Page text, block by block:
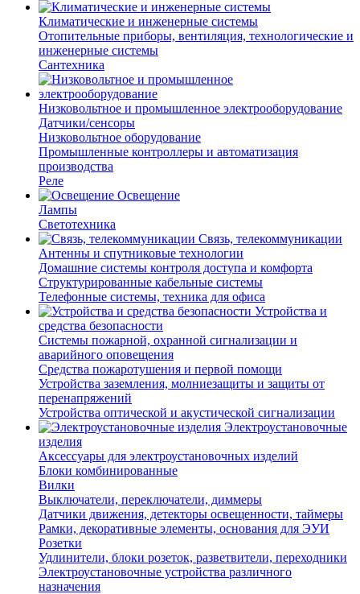
Климатические и инженерные системы
Отопительные приборы, вентиляция, технологические и
инженерные системы
Сантехника
Низковольтное и промышленное электрооборудование
Датчики/сенсоры
Низковольтное оборудование
Промышленные контроллеры и автоматизация
производства
Реле
Освещение
Лампы
Светотехника
Связь, телекоммуникации
Антенны и спутниковые технологии
Домашние системы контроля доступа и комфорта
Структурированные кабельные системы
Телефонные системы, техника для офиса
Устройства и
средства безопасности
Системы пожарной, охранной сигнализации и
аварийного оповещения
Средства пожаротушения и первой помощи
Устройства заземления, молниезащиты и защиты от
перенапряжений
Устройства оптической и акустической сигнализации
Электроустановочные
изделия
Аксессуары для электроустановочных изделий
Блоки комбинированные
Вилки
Выключатели, переключатели, диммеры
Датчики движения, детекторы освещенности, таймеры
Рамки, декоративные элементы, основания для ЭУИ
Розетки
Удлинители, блоки розеток, разветвители, переходники
Электроустановочные устройства различного
назначения